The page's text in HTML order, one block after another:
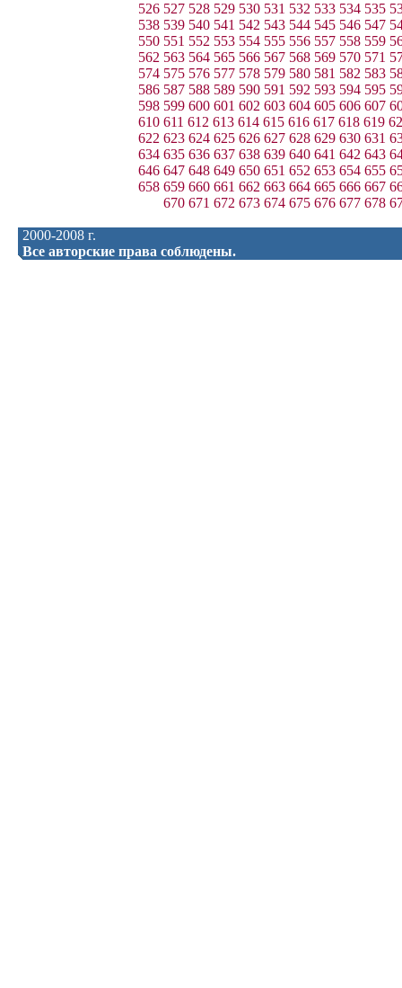
526 527 528 529 530 531 532 533 534 535
538 539 540 541 542 543 544 545 546 547
550 551 552 553 554 555 556 557 558 559
562 563 564 565 566 567 568 569 570 571
574 575 576 577 578 579 580 581 582 583
586 587 588 589 590 591 592 593 594 595
598 599 600 601 602 603 604 605 606 607
610 611 612 613 614 615 616 617 618 619
622 623 624 625 626 627 628 629 630 631
634 635 636 637 638 639 640 641 642 643
646 647 648 649 650 651 652 653 654 655
658 659 660 661 662 663 664 665 666 667
670 671 672 673 674 675 676 677 678
2000-2008 г.
Все авторские права соблюдены.